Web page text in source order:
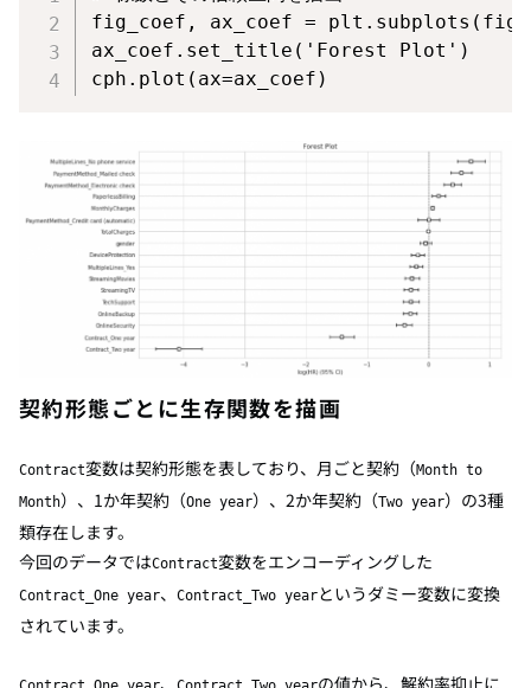
fig_coef , ax_coef = plt . subplots (
ax_coef . set_title ( 'Forest Plot' )
cph . plot ( ax=ax_coef )
契約形態ごとに生存関数を描画
Contract変数は契約形態を表しており、月ごと契約（Month to
Month）、1か年契約（One year）、2か年契約（Two year）の3種
類存在します。
今回のデータではContract変数をエンコーディングした
Contract_One year、 Contract_Two yearというダミー変数に変換
されています。
、
の値から、解約率抑止に